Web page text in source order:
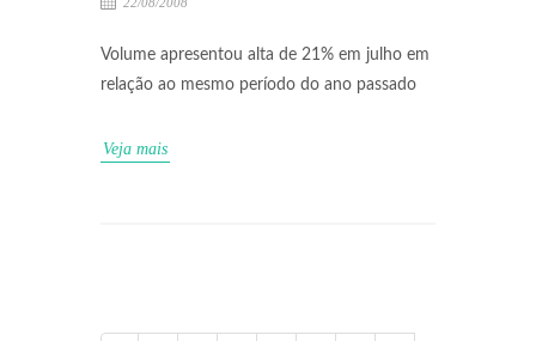
Volume apresentou alta de 21% em julho em
relação ao mesmo período do ano passado
Veja mais